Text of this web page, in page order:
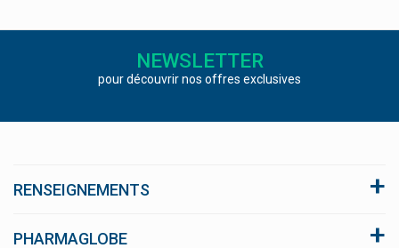
NEWSLETTER
pour découvrir nos offres exclusives
RENSEIGNEMENTS
PHARMAGLOBE